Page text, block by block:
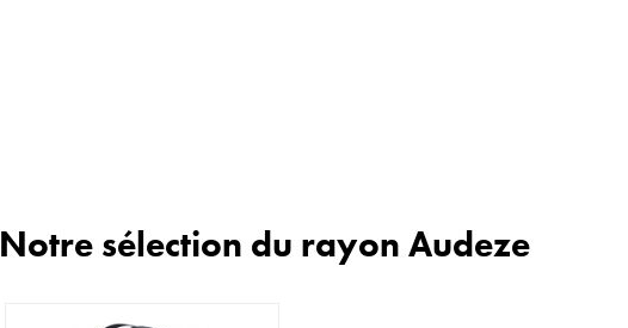
Notre sélection du rayon Audeze